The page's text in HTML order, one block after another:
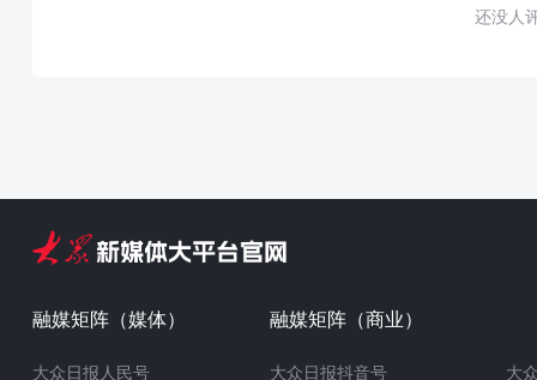
还没人
融媒矩阵（媒体）
大众日报人民号
融媒矩阵（商业）
大众日报抖音号 大